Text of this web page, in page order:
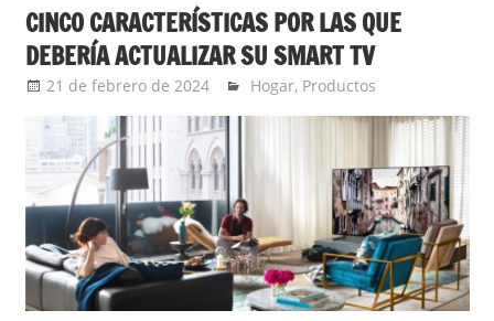
CINCO CARACTERÍSTICAS POR LAS QUE
DEBERÍA ACTUALIZAR SU SMART TV
21 de febrero de 2024 Ernesto Herrera
Hogar, Productos